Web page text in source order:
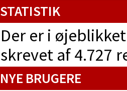
STATISTIK
Der er i
skrevet af 4.727
NYE BRUGERE